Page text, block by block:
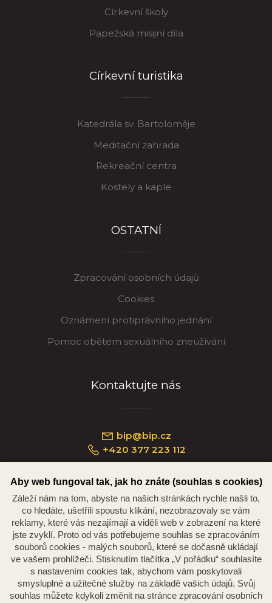
Církevní školy
Papežská misijní díla
Církevní turistika
Katedrála sv. Bartoloměje
Meditační zahrada
Rekreační centra
Kostely a kaple
OSTATNÍ
Zpracování osobních údajů
Cookies
Oznámení protiprávního jednání
Pomoc obětem sexuálního zneužívání
Kontaktujte nás
bip@bip.cz
+420 377 223 112
Náměstí Republiky 234/35, 301 00 Plzeň
Aby web fungoval tak, jak ho znáte (souhlas s cookies)
Záleží nám na tom, abyste na našich stránkách rychle našli to,
co hledáte, ušetřili spoustu klikání, nezobrazovaly se vám
reklamy, které vás nezajímají a viděli web v zobrazení na které
jste zvyklí. Proto od vás potřebujeme souhlas se zpracováním
souborů cookies - malých souborů, které se dočasně ukládají
ve vašem prohlížeči. Stisknutím tlačítka „V pořádku“ souhlasíte
s nastavením cookies tak, abychom vám poskytovali
smysluplné a užitečné služby na základě vašich údajů. Svůj
souhlas můžete kdykoli změnit na stránce zpracování osobních